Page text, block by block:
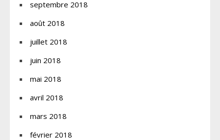
septembre 2018
août 2018
juillet 2018
juin 2018
mai 2018
avril 2018
mars 2018
février 2018